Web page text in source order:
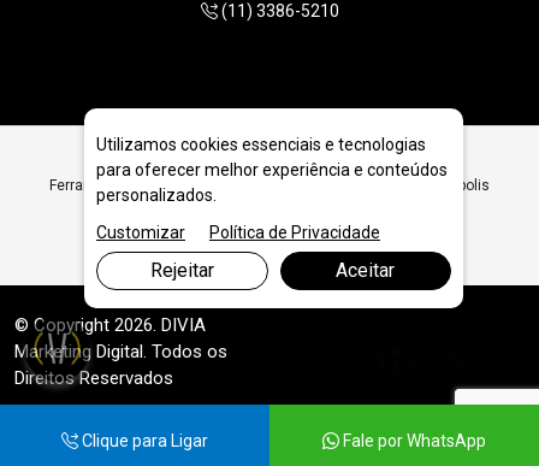
(11) 3386-5210
Ferramentas Diamantadas para Pisos Industriais em Florianópolis
© Copyright 2026. DIVIA
Marketing Digital. Todos os
Direitos Reservados
Clique para Ligar Fale por WhatsApp
Utilizamos cookies essenciais e tecnologias
para oferecer melhor experiência e conteúdos
personalizados.
Customizar
Política de Privacidade
Rejeitar Aceitar